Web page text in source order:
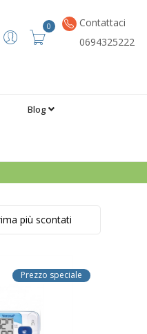
0
Contattaci
0694325222
Blog
Prezzo speciale